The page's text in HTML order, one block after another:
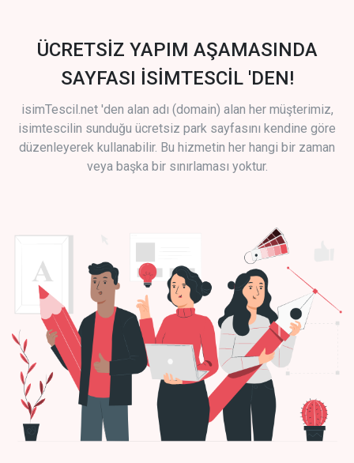
ÜCRETSİZ YAPIM AŞAMASINDA
SAYFASI İSİMTESCİL 'DEN!
isimTescil.net 'den alan adı (domain) alan her müşterimiz,
isimtescilin sunduğu ücretsiz park sayfasını kendine göre
düzenleyerek kullanabilir. Bu hizmetin her hangi bir zaman
veya başka bir sınırlaması yoktur.